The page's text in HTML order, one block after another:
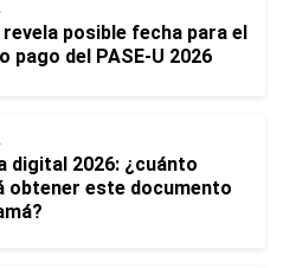
revela posible fecha para el
pago del PASE-U 2026
digital 2026: ¿cuánto
obtener este documento